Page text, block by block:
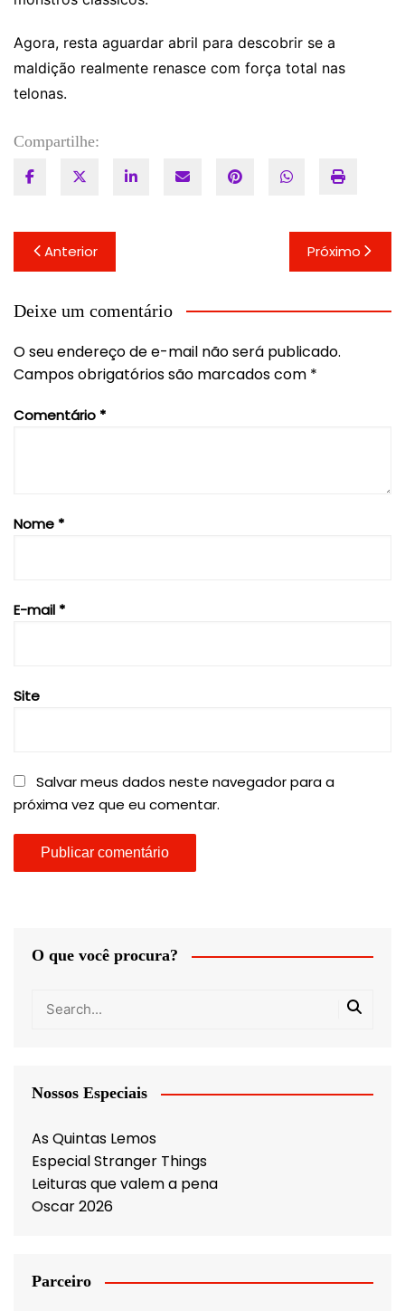
Agora, resta aguardar abril para descobrir se a
maldição realmente renasce com força total nas
telonas.
Compartilhe:
Navegação
de
Post
Anterior Próximo
Deixe um comentário
O seu endereço de e-mail não será publicado.
Campos obrigatórios são marcados com *
Comentário *
Nome *
E-mail *
Site
Salvar meus dados neste navegador para a
próxima vez que eu comentar.
O que você procura?
Nossos Especiais
As Quintas Lemos
Especial Stranger Things
Leituras que valem a pena
Oscar 2026
Parceiro